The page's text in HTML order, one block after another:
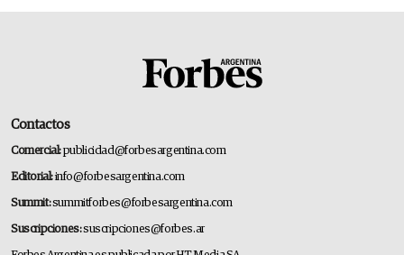
Contactos
Comercial:publicidad@forbesargentina.com
Editorial:info@forbesargentina.com
Summit:summitforbes@forbesargentina.com
Suscripciones:suscripciones@forbes.ar